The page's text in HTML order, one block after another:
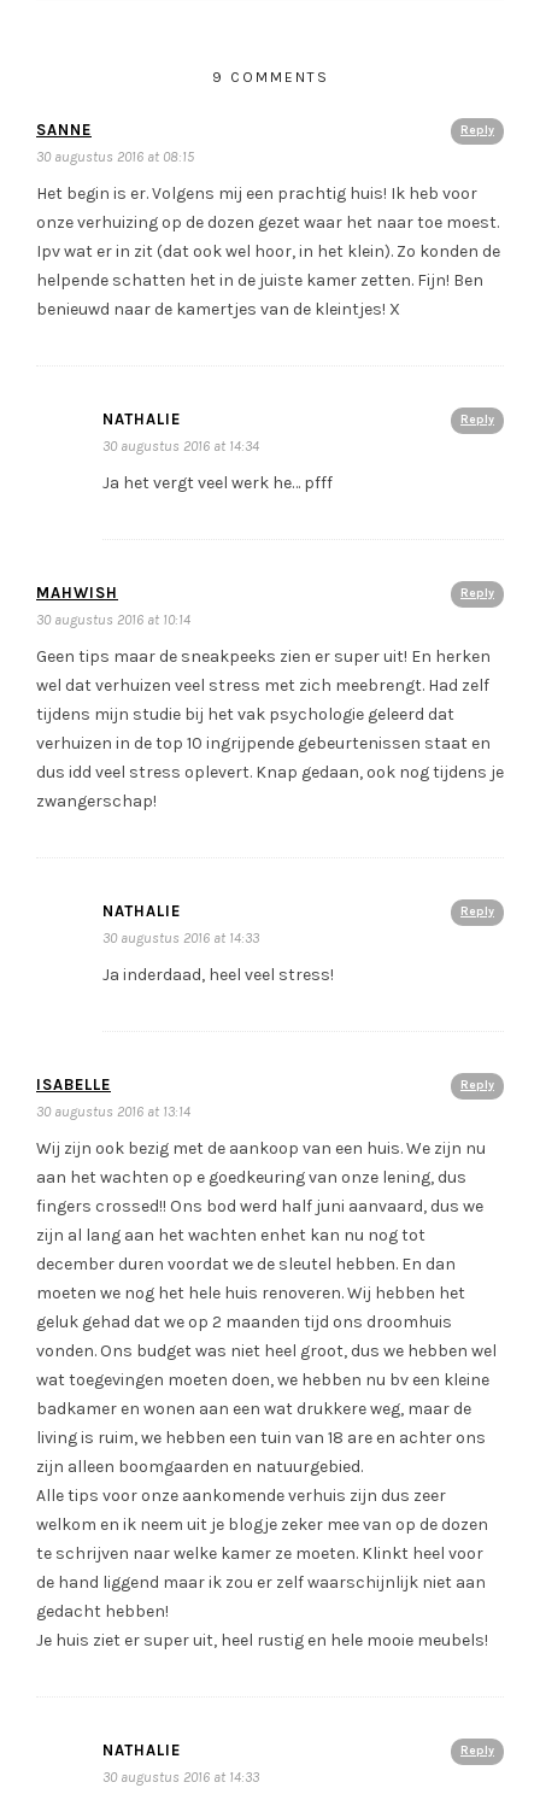
9 COMMENTS
Reply
SANNE
30 augustus 2016 at 08:15
Het begin is er. Volgens mij een prachtig huis! Ik heb voor
onze verhuizing op de dozen gezet waar het naar toe moest.
Ipv wat er in zit (dat ook wel hoor, in het klein). Zo konden de
helpende schatten het in de juiste kamer zetten. Fijn! Ben
benieuwd naar de kamertjes van de kleintjes! X
Reply
NATHALIE
30 augustus 2016 at 14:34
Ja het vergt veel werk he… pfff
Reply
MAHWISH
30 augustus 2016 at 10:14
Geen tips maar de sneakpeeks zien er super uit! En herken
wel dat verhuizen veel stress met zich meebrengt. Had zelf
tijdens mijn studie bij het vak psychologie geleerd dat
verhuizen in de top 10 ingrijpende gebeurtenissen staat en
dus idd veel stress oplevert. Knap gedaan, ook nog tijdens je
zwangerschap!
Reply
NATHALIE
30 augustus 2016 at 14:33
Ja inderdaad, heel veel stress!
Reply
ISABELLE
30 augustus 2016 at 13:14
Wij zijn ook bezig met de aankoop van een huis. We zijn nu
aan het wachten op e goedkeuring van onze lening, dus
fingers crossed!! Ons bod werd half juni aanvaard, dus we
zijn al lang aan het wachten enhet kan nu nog tot
december duren voordat we de sleutel hebben. En dan
moeten we nog het hele huis renoveren. Wij hebben het
geluk gehad dat we op 2 maanden tijd ons droomhuis
vonden. Ons budget was niet heel groot, dus we hebben wel
wat toegevingen moeten doen, we hebben nu bv een kleine
badkamer en wonen aan een wat drukkere weg, maar de
living is ruim, we hebben een tuin van 18 are en achter ons
zijn alleen boomgaarden en natuurgebied.
Alle tips voor onze aankomende verhuis zijn dus zeer
welkom en ik neem uit je blogje zeker mee van op de dozen
te schrijven naar welke kamer ze moeten. Klinkt heel voor
de hand liggend maar ik zou er zelf waarschijnlijk niet aan
gedacht hebben!
Je huis ziet er super uit, heel rustig en hele mooie meubels!
Reply
NATHALIE
30 augustus 2016 at 14:33